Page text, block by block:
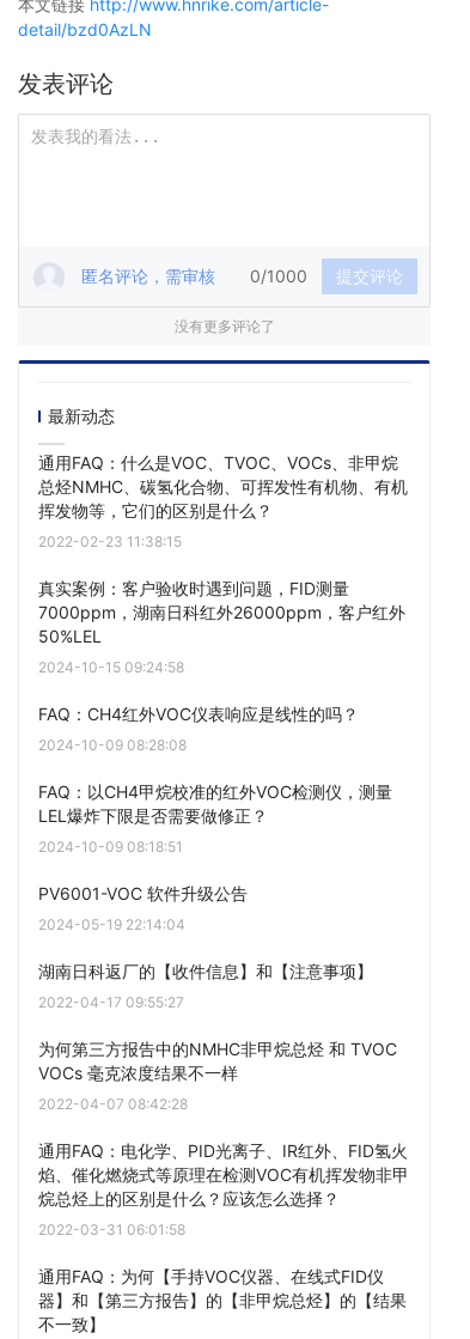
本文链接 http://www.hnrike.com/article-
detail/bzd0AzLN
发表评论
匿名评论，需审核 0/1000 提交评论
没有更多评论了
最新动态
通用FAQ：什么是VOC、TVOC、VOCs、非甲烷
总烃NMHC、碳氢化合物、可挥发性有机物、有机
挥发物等，它们的区别是什么？
2022-02-23 11:38:15
真实案例：客户验收时遇到问题，FID测量
7000ppm，湖南日科红外26000ppm，客户红外
50%LEL
2024-10-15 09:24:58
FAQ：CH4红外VOC仪表响应是线性的吗？
2024-10-09 08:28:08
FAQ：以CH4甲烷校准的红外VOC检测仪，测量
LEL爆炸下限是否需要做修正？
2024-10-09 08:18:51
PV6001-VOC 软件升级公告
2024-05-19 22:14:04
湖南日科返厂的【收件信息】和【注意事项】
2022-04-17 09:55:27
为何第三方报告中的NMHC非甲烷总烃 和 TVOC
VOCs 毫克浓度结果不一样
2022-04-07 08:42:28
通用FAQ：电化学、PID光离子、IR红外、FID氢火
焰、催化燃烧式等原理在检测VOC有机挥发物非甲
烷总烃上的区别是什么？应该怎么选择？
2022-03-31 06:01:58
通用FAQ：为何【手持VOC仪器、在线式FID仪
器】和【第三方报告】的【非甲烷总烃】的【结果
不一致】